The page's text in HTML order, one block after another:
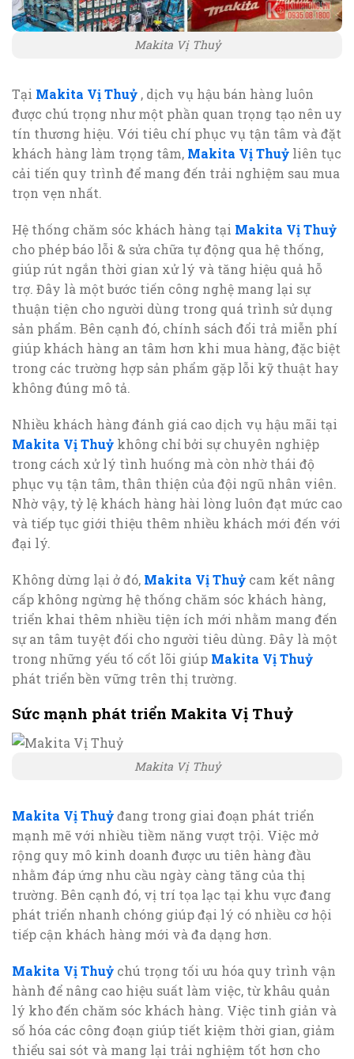
Makita Vị Thuỷ
Tại Makita Vị Thuỷ , dịch vụ hậu bán hàng luôn
được chú trọng như một phần quan trọng tạo nên uy
tín thương hiệu. Với tiêu chí phục vụ tận tâm và đặt
khách hàng làm trọng tâm, Makita Vị Thuỷ liên tục
cải tiến quy trình để mang đến trải nghiệm sau mua
trọn vẹn nhất.
Hệ thống chăm sóc khách hàng tại Makita Vị Thuỷ
cho phép báo lỗi & sửa chữa tự động qua hệ thống,
giúp rút ngắn thời gian xử lý và tăng hiệu quả hỗ
trợ. Đây là một bước tiến công nghệ mang lại sự
thuận tiện cho người dùng trong quá trình sử dụng
sản phẩm. Bên cạnh đó, chính sách đổi trả miễn phí
giúp khách hàng an tâm hơn khi mua hàng, đặc biệt
trong các trường hợp sản phẩm gặp lỗi kỹ thuật hay
không đúng mô tả.
Nhiều khách hàng đánh giá cao dịch vụ hậu mãi tại
Makita Vị Thuỷ không chỉ bởi sự chuyên nghiệp
trong cách xử lý tình huống mà còn nhờ thái độ
phục vụ tận tâm, thân thiện của đội ngũ nhân viên.
Nhờ vậy, tỷ lệ khách hàng hài lòng luôn đạt mức cao
và tiếp tục giới thiệu thêm nhiều khách mới đến với
đại lý.
Không dừng lại ở đó, Makita Vị Thuỷ cam kết nâng
cấp không ngừng hệ thống chăm sóc khách hàng,
triển khai thêm nhiều tiện ích mới nhằm mang đến
sự an tâm tuyệt đối cho người tiêu dùng. Đây là một
trong những yếu tố cốt lõi giúp Makita Vị Thuỷ
phát triển bền vững trên thị trường.
Sức mạnh phát triển Makita Vị Thuỷ
Makita Vị Thuỷ
Makita Vị Thuỷđang trong giai đoạn phát triển
mạnh mẽ với nhiều tiềm năng vượt trội. Việc mở
rộng quy mô kinh doanh được ưu tiên hàng đầu
nhằm đáp ứng nhu cầu ngày càng tăng của thị
trường. Bên cạnh đó, vị trí tọa lạc tại khu vực đang
phát triển nhanh chóng giúp đại lý có nhiều cơ hội
tiếp cận khách hàng mới và đa dạng hơn.
Makita Vị Thuỷ chú trọng tối ưu hóa quy trình vận
hành để nâng cao hiệu suất làm việc, từ khâu quản
lý kho đến chăm sóc khách hàng. Việc tinh giản và
số hóa các công đoạn giúp tiết kiệm thời gian, giảm
thiểu sai sót và mang lại trải nghiệm tốt hơn cho